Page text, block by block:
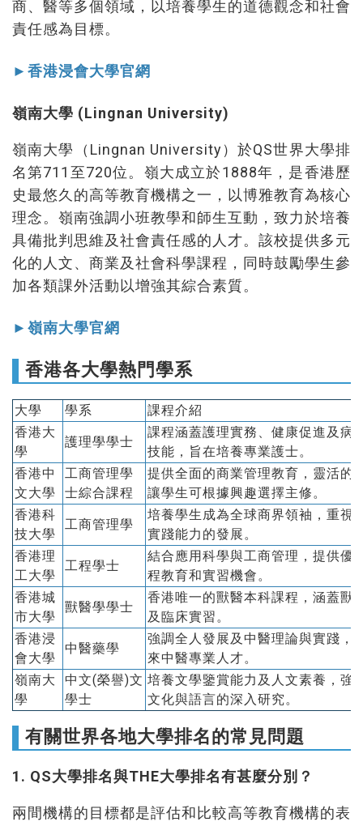
商、醫等多個領域，以培養學生的道德觀念和社會
責任感為目標。
►香港浸會大學官網
嶺南大學 (Lingnan University)
嶺南大學（Lingnan University）於QS世界大學排
名第711至720位。嶺大成立於1888年，是香港歷
史最悠久的高等教育機構之一，以博雅教育為核心
理念。嶺南強調小班教學和師生互動，致力於培養
具備批判思維及社會責任感的人才。該校提供多元
化的人文、商業及社會科學課程，同時鼓勵學生參
加各類課外活動以增強其綜合素質。
►嶺南大學官網
香港各大學熱門學系
大學 學系
課程介紹
香港大
學
護理學學士
課程涵蓋護理實務、健康促進及病
技能，旨在培養專業護士。
香港中
文大學
工商管理學
士綜合課程
提供全面的商業管理教育，靈活的
讓學生可根據興趣選擇主修。
香港科
技大學
工商管理學
培養學生成為全球商界領袖，重視
實踐能力的發展。
香港理
工大學
工程學士
結合應用科學與工商管理，提供優
程教育和實習機會。
香港城
市大學
獸醫學學士
香港唯一的獸醫本科課程，涵蓋獸
及臨床實習。
香港浸
會大學
中醫藥學
強調全人發展及中醫理論與實踐，
來中醫專業人才。
嶺南大
學
中文(榮譽)文
學士
培養文學鑒賞能力及人文素養，強
文化與語言的深入研究。
有關世界各地大學排名的常見問題
1. QS大學排名與THE大學排名有甚麼分別？
兩間機構的目標都是評估和比較高等教育機構的表